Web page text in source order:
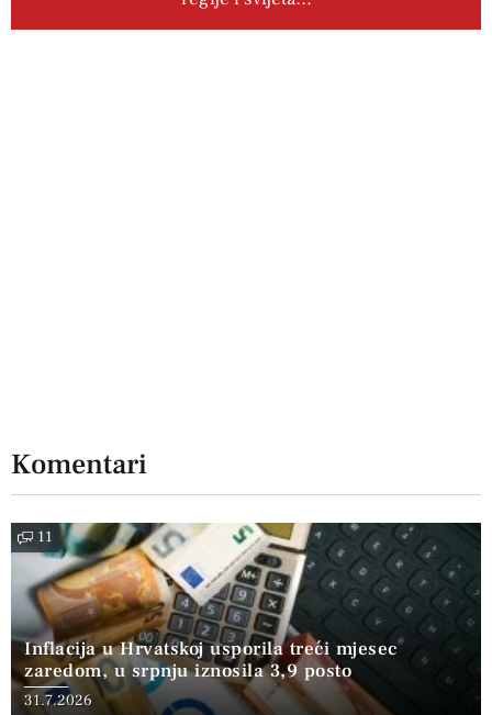
Komentari
11
Inflacija u Hrvatskoj usporila treći mjesec
zaredom, u srpnju iznosila 3,9 posto
31.7.2026